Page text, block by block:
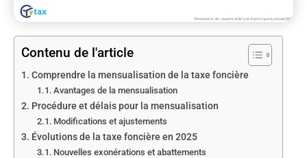
Contenu de l'article
Comprendre la mensualisation de la taxe foncière
Avantages de la mensualisation
Procédure et délais pour la mensualisation
Modifications et ajustements
Évolutions de la taxe foncière en 2025
Nouvelles exonérations et abattements